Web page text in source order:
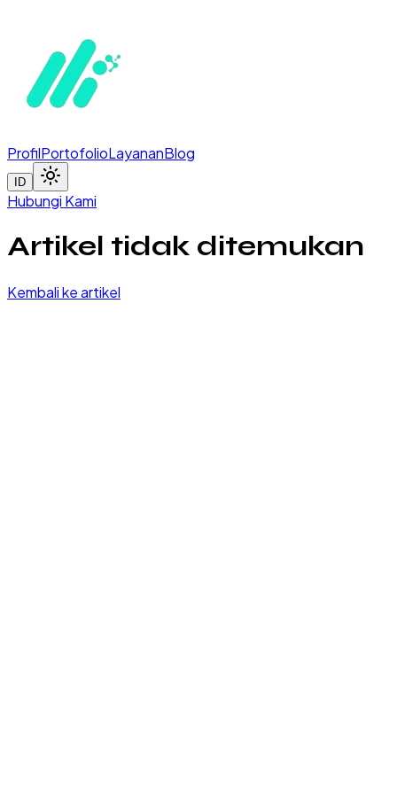
ProfilPortofolioLayananBlog
ID
Hubungi Kami
Artikel tidak ditemukan
Kembali ke artikel